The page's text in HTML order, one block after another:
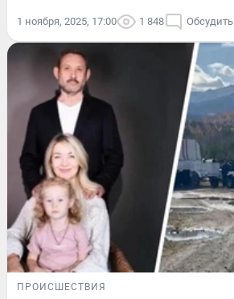
1 ноября, 2025, 17:00 1 848 Обсудить
ПРОИСШЕСТВИЯ